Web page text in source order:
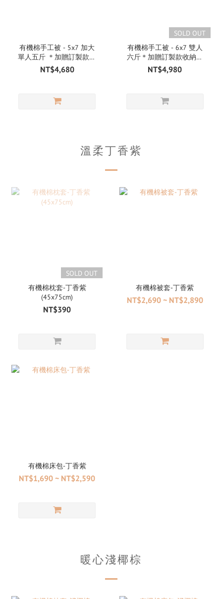
有機棉手工被 - 5x7 加大
單人五斤 ＊加贈訂製款收
納提袋
NT$4,680
SOLD OUT
有機棉手工被 - 6x7 雙人
六斤＊加贈訂製款收納提
袋
NT$4,980
溫柔丁香紫
SOLD OUT
有機棉枕套-丁香紫
(45x75cm)
NT$390
有機棉被套-丁香紫
NT$2,690 ~ NT$2,890
有機棉床包-丁香紫
NT$1,690 ~ NT$2,590
暖心淺椰棕